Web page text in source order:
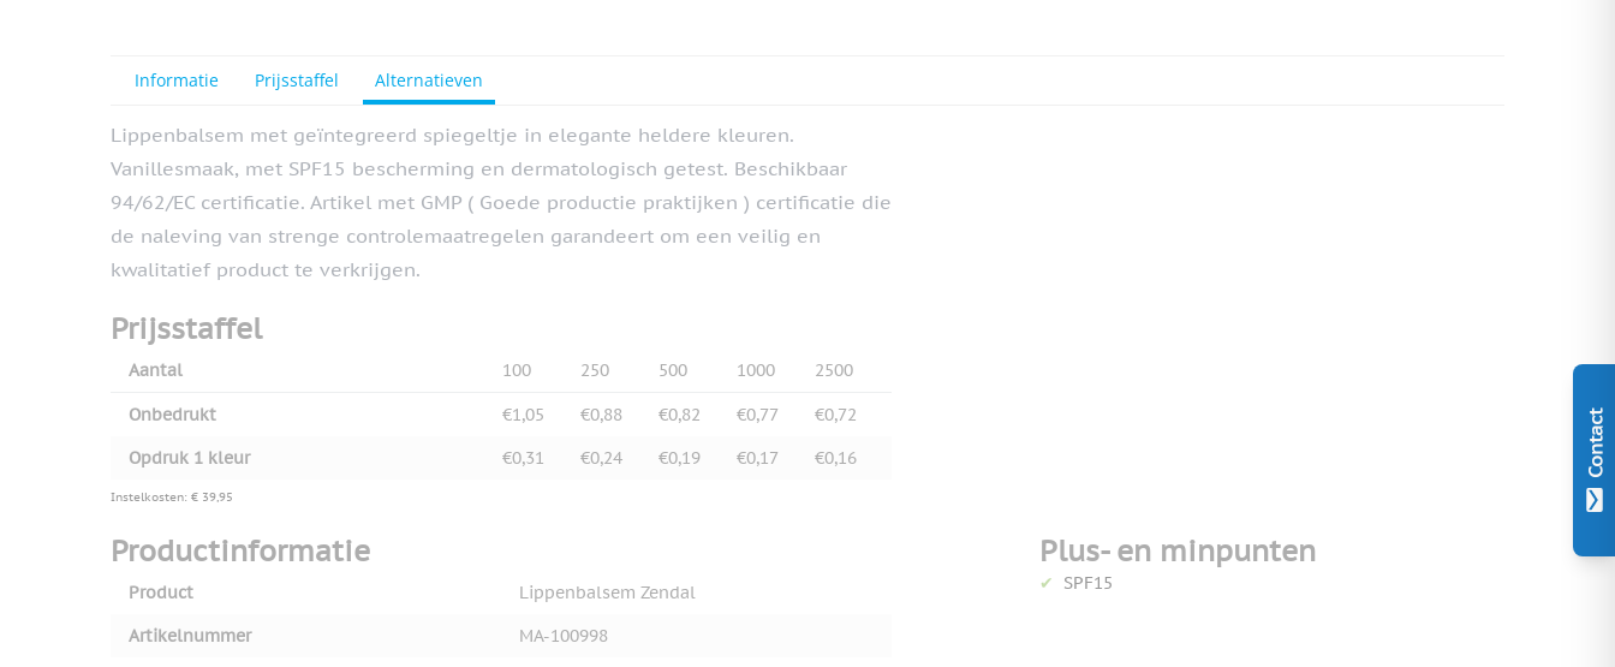
Contact
Informatie Prijsstaffel Alternatieven
Lippenbalsem met geïntegreerd spiegeltje in elegante heldere kleuren.
Vanillesmaak, met SPF15 bescherming en dermatologisch getest. Beschikbaar
94/62/EC certificatie. Artikel met GMP ( Goede productie praktijken ) certificatie die
de naleving van strenge controlemaatregelen garandeert om een veilig en
kwalitatief product te verkrijgen.
Prijsstaffel
Aantal 100 250 500 1000 2500
Onbedrukt €1,05 €0,88 €0,82 €0,77
€0,72
Opdruk 1 kleur
€0,31 €0,24 €0,19 €0,17 €0,16
Instelkosten: € 39,95
Productinformatie
Product
Lippenbalsem Zendal
Artikelnummer
MA-100998
Plus- en minpunten
SPF15